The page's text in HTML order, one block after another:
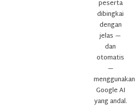
peserta
dibingkai
dengan
jelas —
dan
otomatis
—
menggunakan
Google AI
yang andal.